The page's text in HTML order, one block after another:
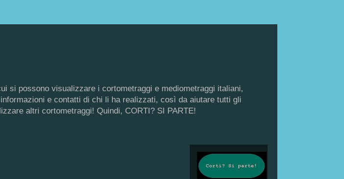
si possono visualizzare i cortometraggi e mediometraggi italiani,
e contatti di chi li ha realizzati, così da aiutare tutti gli
altri cortometraggi! Quindi, CORTI? SI PARTE!